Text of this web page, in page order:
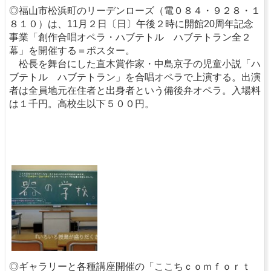
◎福山市松浜町のリーデンローズ（電０８４・９２８・１
８１０）は、11月２日〔日〕午後２時に開館20周年記念
事業「創作合唱オペラ・ハブテトル ハブテトラン全２
幕」を開催する＝ポスター。
松長を舞台にした直木賞作家・中島京子の児童小説「ハ
ブテトル ハブテトラン」を合唱オペラで上演する。出演
者は全員地元在住者と出身者という備後弁オペラ。入場料
は１千円。高校生以下５００円。
◎ギャラリーと各種講座開催の「ここちｃｏｍｆｏｒｔ